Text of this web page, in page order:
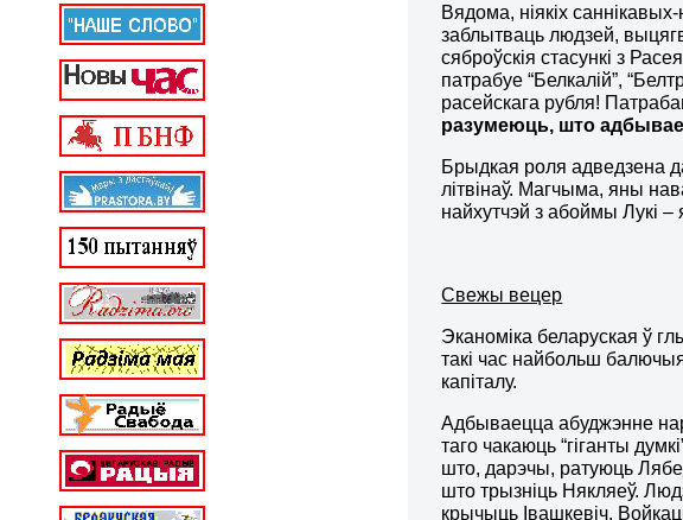
Вядома, ніякіх
заблытваць людзей,
сяброўскія стасункі з
патрабуе “Белкалій”,
расейскага рубля!
разумеюць, што
Брыдкая роля адведзена
літвінаў. Магчыма, яны
найхутчэй з абоймы Лукі
Свежы вецер
Эканоміка беларуская ў
такі час найбольш
капіталу.
Адбываецца абуджэнне
таго чакаюць “гіганты
што, дарэчы, ратуюць
што трызніць Някляеў.
крычыць Івашкевіч.